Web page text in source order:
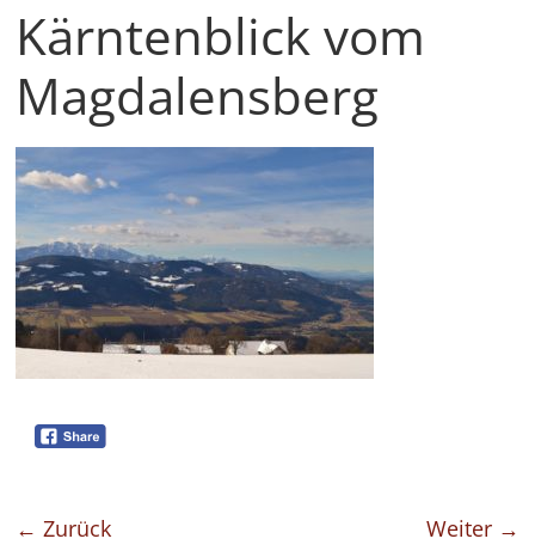
Kärntenblick vom
Magdalensberg
← Zurück Weiter →